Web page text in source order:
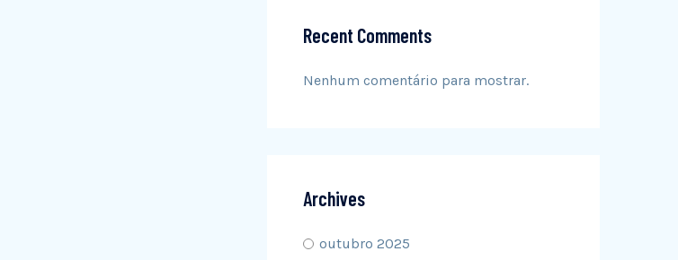
Recent Comments
Nenhum comentário para mostrar.
Archives
outubro 2025